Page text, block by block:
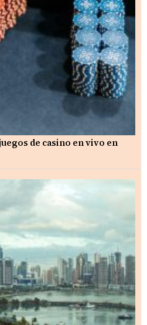
de casino en vivo en